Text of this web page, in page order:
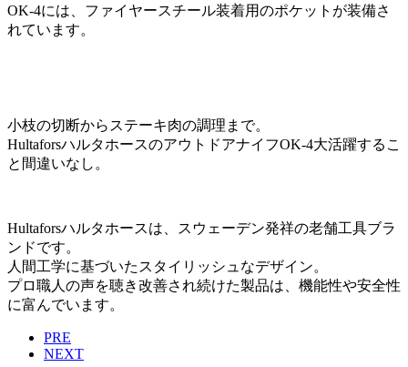
OK-4には、ファイヤースチール装着用のポケットが装備さ
れています。
小枝の切断からステーキ肉の調理まで。
HultaforsハルタホースのアウトドアナイフOK-4大活躍するこ
と間違いなし。
Hultaforsハルタホースは、スウェーデン発祥の老舗工具ブラ
ンドです。
人間工学に基づいたスタイリッシュなデザイン。
プロ職人の声を聴き改善され続けた製品は、機能性や安全性
に富んでいます。
PRE
NEXT